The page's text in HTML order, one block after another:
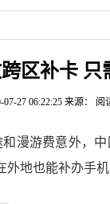
区补卡 只
07-27 06:22:25 来源： 阅
漫游费意外，
外地也能补办手机